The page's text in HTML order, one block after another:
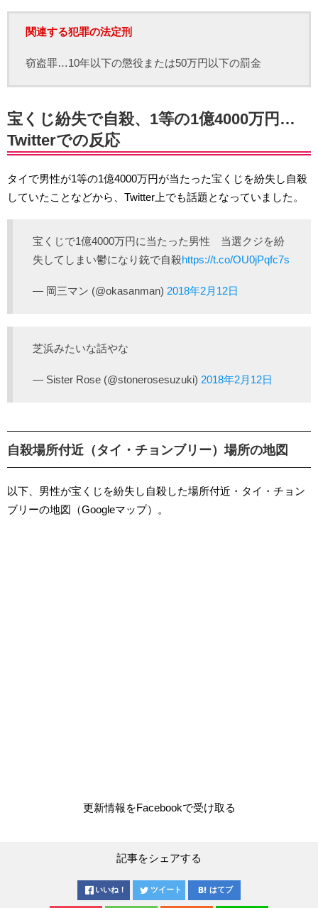
関連する犯罪の法定刑
窃盗罪…10年以下の懲役または50万円以下の罰金
宝くじ紛失で自殺、1等の1億4000万円…
Twitterでの反応
タイで男性が1等の1億4000万円が当たった宝くじを紛失し自殺
していたことなどから、Twitter上でも話題となっていました。
宝くじで1億4000万円に当たった男性 当選クジを紛
失してしまい鬱になり銃で自殺https://t.co/OU0jPqfc7s
— 岡三マン (@okasanman) 2018年2月12日
芝浜みたいな話やな
— Sister Rose (@stonerosesuzuki) 2018年2月12日
自殺場所付近（タイ・チョンブリー）場所の地図
以下、男性が宝くじを紛失し自殺した場所付近・タイ・チョン
ブリーの地図（Googleマップ）。
更新情報をFacebookで受け取る
記事をシェアする
いいね！ ツイート はてブ